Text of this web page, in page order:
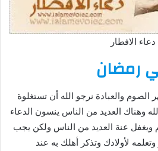
دعاء الافطار
رمضان
والعبادة نرجو الله أن تستغلوة
وهناك العديد من الناس ينسون الدعاء
ويغفل عنة العديد من الناس ولكن يجب
لأولادك وتذكر أهلك به عند